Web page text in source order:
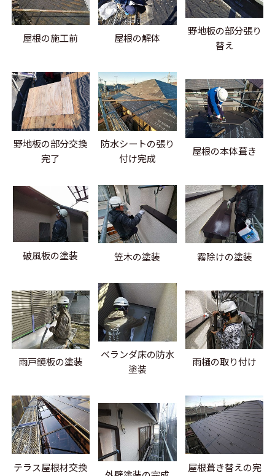
屋根の施工前 屋根の解体
野地板の部分張り
替え
野地板の部分交換
完了
防水シートの張り
付け完成
屋根の本体葺き
破風板の塗装 笠木の塗装 霧除けの塗装
雨戸鏡板の塗装
ベランダ床の防水
塗装
雨樋の取り付け
テラス屋根材交換
屋根葺き替えの完